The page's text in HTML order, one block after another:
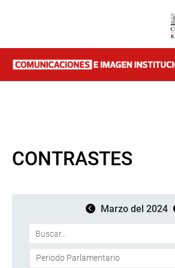
CONTRASTES
Marzo del 2024